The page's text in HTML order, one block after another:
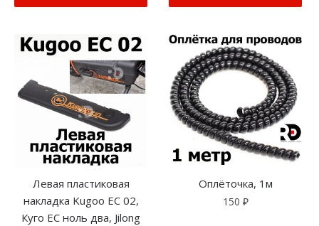
Левая пластиковая
накладка Kugoo EC 02,
Куго ЕС ноль два, Jilong
Оплёточка, 1м
150 ₽